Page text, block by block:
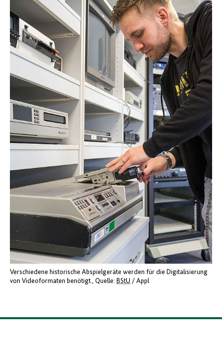
Verschiedene historische Abspielgeräte werden für die Digitalisierung
von Videoformaten benötigt. Quelle: BStU / Appl